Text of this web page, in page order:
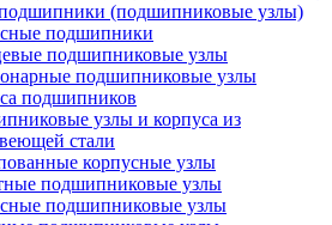
(подшипниковые узлы)
подшипники
подшипниковые узлы
подшипниковые узлы
подшипников
узлы и корпуса из
стали
корпусные узлы
подшипниковые узлы
подшипниковые узлы